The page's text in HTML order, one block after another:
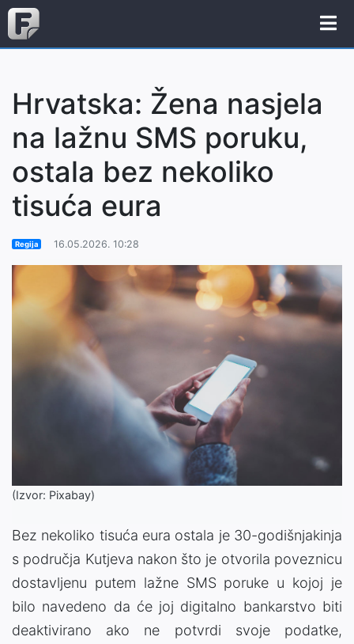
Hrvatska: Žena nasjela
na lažnu SMS poruku,
ostala bez nekoliko
tisuća eura
Regija 16.05.2026. 10:28
(Izvor: Pixabay)
Bez nekoliko tisuća eura ostala je 30-godišnjakinja
s područja Kutjeva nakon što je otvorila poveznicu
dostavljenu putem lažne SMS poruke u kojoj je
bilo navedeno da će joj digitalno bankarstvo biti
deaktivirano ako ne potvrdi svoje podatke,